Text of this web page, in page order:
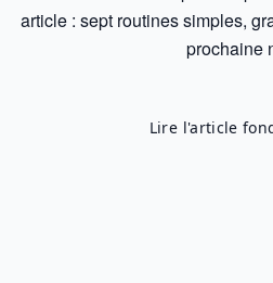
article : sept routines simples,
prochaine
Lire l'article